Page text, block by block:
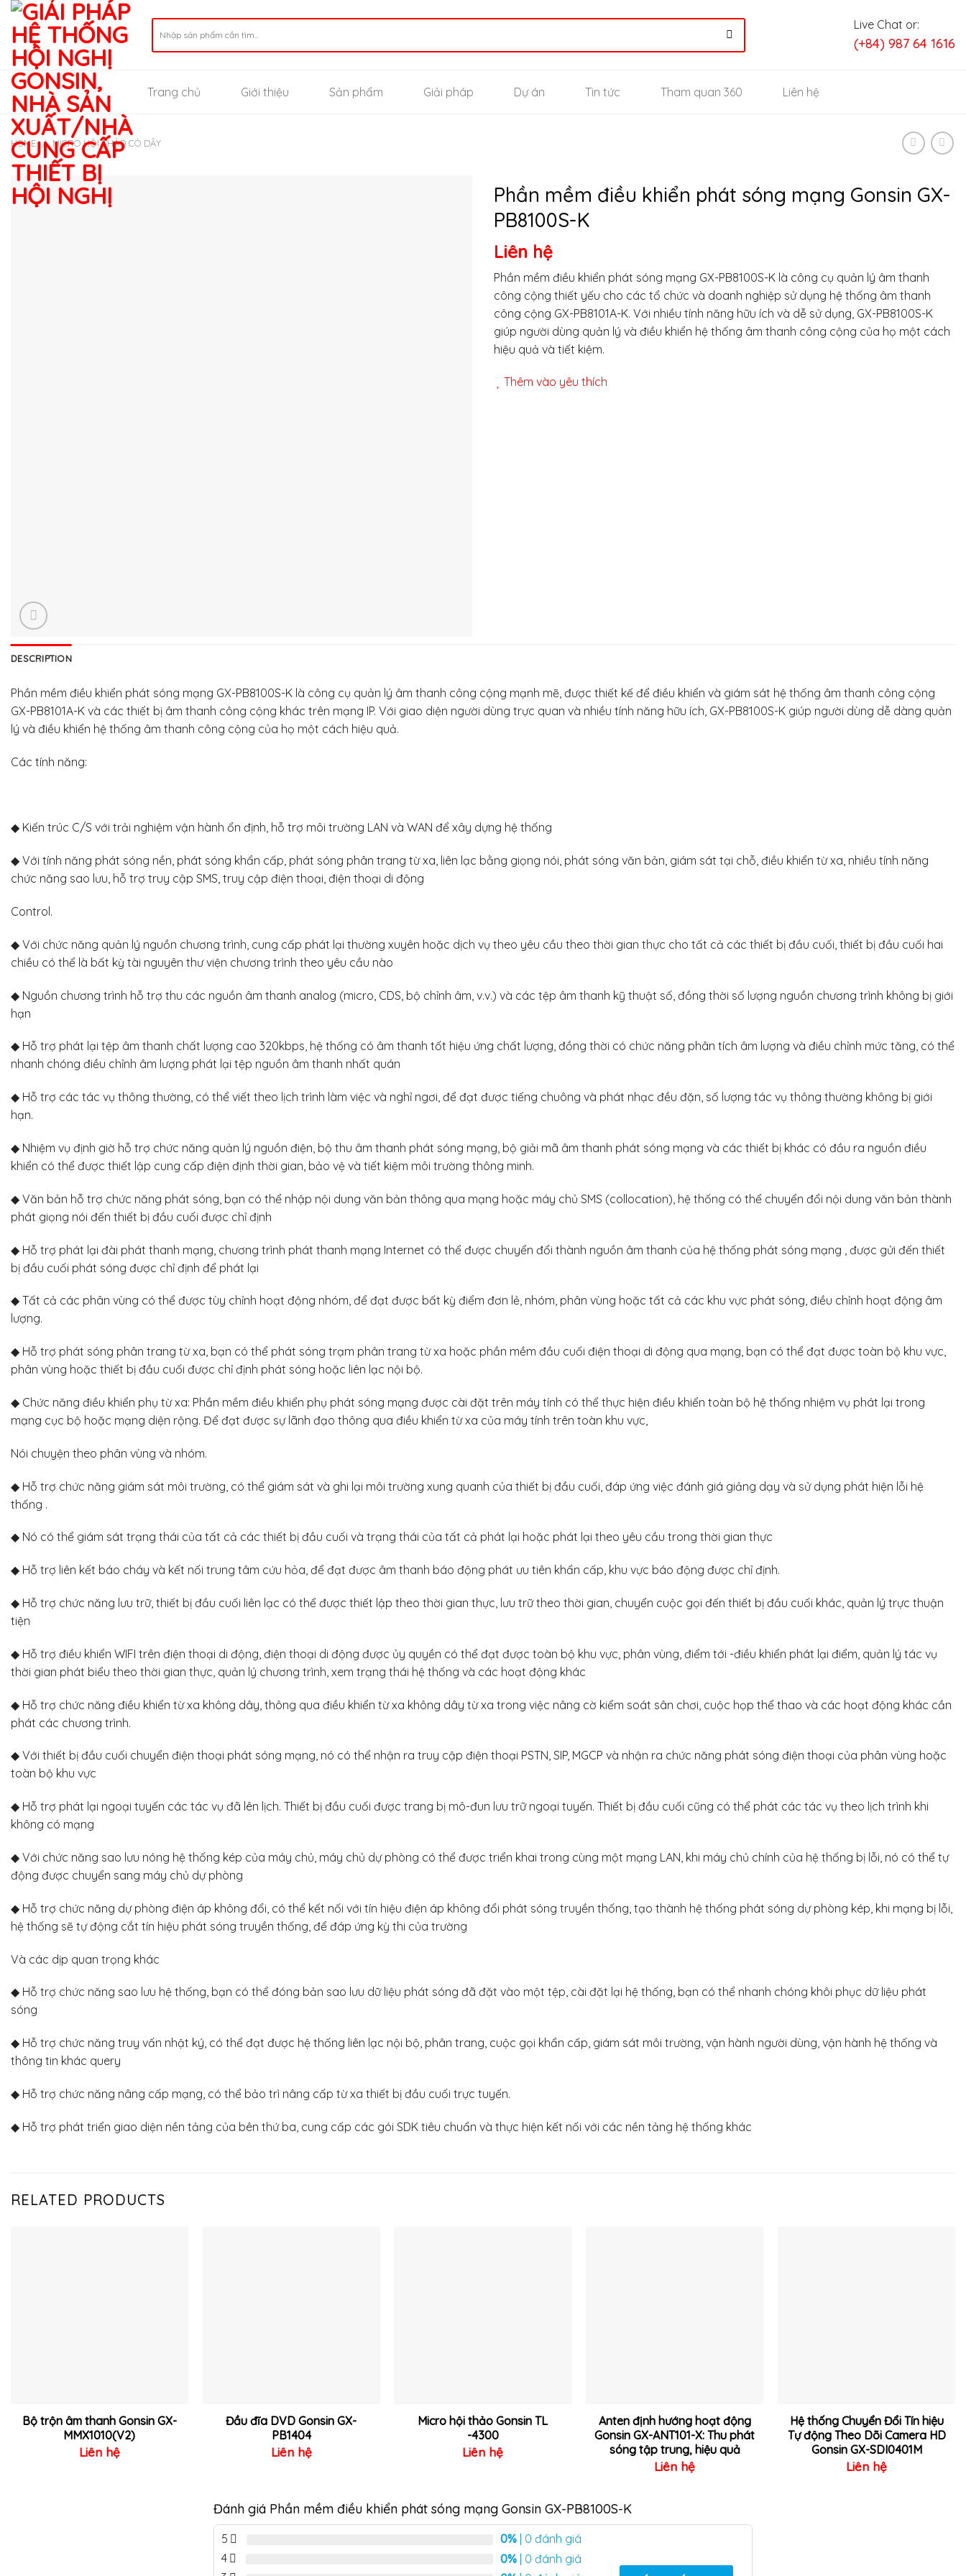
Skip
content
for:
Live Chat or:
(+84) 987 64 1616
Trang chủ Giới thiệu Sản phẩm Giải pháp Dự án Tin tức Tham quan 360 Liên hệ
HOME / MICRO HỘI THẢO CÓ DÂY
Phần mềm điều khiển phát sóng mạng Gonsin GX-
PB8100S-K
Liên hệ
Phần mềm điều khiển phát sóng mạng GX-PB8100S-K là công cụ quản lý âm thanh
công cộng thiết yếu cho các tổ chức và doanh nghiệp sử dụng hệ thống âm thanh
công cộng GX-PB8101A-K. Với nhiều tính năng hữu ích và dễ sử dụng, GX-PB8100S-K
giúp người dùng quản lý và điều khiển hệ thống âm thanh công cộng của họ một cách
hiệu quả và tiết kiệm.
Thêm vào yêu thích
DESCRIPTION
Phần mềm điều khiển phát sóng mạng GX-PB8100S-K là công cụ quản lý âm thanh công cộng mạnh mẽ, được thiết kế để điều khiển và giám sát hệ thống âm thanh công cộng
GX-PB8101A-K và các thiết bị âm thanh công cộng khác trên mạng IP. Với giao diện người dùng trực quan và nhiều tính năng hữu ích, GX-PB8100S-K giúp người dùng dễ dàng quản
lý và điều khiển hệ thống âm thanh công cộng của họ một cách hiệu quả.
Các tính năng:
◆ Kiến trúc C/S với trải nghiệm vận hành ổn định, hỗ trợ môi trường LAN và WAN để xây dựng hệ thống
◆ Với tính năng phát sóng nền, phát sóng khẩn cấp, phát sóng phân trang từ xa, liên lạc bằng giọng nói, phát sóng văn bản, giám sát tại chỗ, điều khiển từ xa, nhiều tính năng
chức năng sao lưu, hỗ trợ truy cập SMS, truy cập điện thoại, điện thoại di động
Control.
◆ Với chức năng quản lý nguồn chương trình, cung cấp phát lại thường xuyên hoặc dịch vụ theo yêu cầu theo thời gian thực cho tất cả các thiết bị đầu cuối, thiết bị đầu cuối hai
chiều có thể là bất kỳ tài nguyên thư viện chương trình theo yêu cầu nào
◆ Nguồn chương trình hỗ trợ thu các nguồn âm thanh analog (micro, CDS, bộ chỉnh âm, v.v.) và các tệp âm thanh kỹ thuật số, đồng thời số lượng nguồn chương trình không bị giới
hạn
◆ Hỗ trợ phát lại tệp âm thanh chất lượng cao 320kbps, hệ thống có âm thanh tốt hiệu ứng chất lượng, đồng thời có chức năng phân tích âm lượng và điều chỉnh mức tăng, có thể
nhanh chóng điều chỉnh âm lượng phát lại tệp nguồn âm thanh nhất quán
◆ Hỗ trợ các tác vụ thông thường, có thể viết theo lịch trình làm việc và nghỉ ngơi, để đạt được tiếng chuông và phát nhạc đều đặn, số lượng tác vụ thông thường không bị giới
hạn.
◆ Nhiệm vụ định giờ hỗ trợ chức năng quản lý nguồn điện, bộ thu âm thanh phát sóng mạng, bộ giải mã âm thanh phát sóng mạng và các thiết bị khác có đầu ra nguồn điều
khiển có thể được thiết lập cung cấp điện định thời gian, bảo vệ và tiết kiệm môi trường thông minh.
◆ Văn bản hỗ trợ chức năng phát sóng, bạn có thể nhập nội dung văn bản thông qua mạng hoặc máy chủ SMS (collocation), hệ thống có thể chuyển đổi nội dung văn bản thành
phát giọng nói đến thiết bị đầu cuối được chỉ định
◆ Hỗ trợ phát lại đài phát thanh mạng, chương trình phát thanh mạng Internet có thể được chuyển đổi thành nguồn âm thanh của hệ thống phát sóng mạng , được gửi đến thiết
bị đầu cuối phát sóng được chỉ định để phát lại
◆ Tất cả các phân vùng có thể được tùy chỉnh hoạt động nhóm, để đạt được bất kỳ điểm đơn lẻ, nhóm, phân vùng hoặc tất cả các khu vực phát sóng, điều chỉnh hoạt động âm
lượng.
◆ Hỗ trợ phát sóng phân trang từ xa, bạn có thể phát sóng trạm phân trang từ xa hoặc phần mềm đầu cuối điện thoại di động qua mạng, bạn có thể đạt được toàn bộ khu vực,
phân vùng hoặc thiết bị đầu cuối được chỉ định phát sóng hoặc liên lạc nội bộ.
◆ Chức năng điều khiển phụ từ xa: Phần mềm điều khiển phụ phát sóng mạng được cài đặt trên máy tính có thể thực hiện điều khiển toàn bộ hệ thống nhiệm vụ phát lại trong
mạng cục bộ hoặc mạng diện rộng. Để đạt được sự lãnh đạo thông qua điều khiển từ xa của máy tính trên toàn khu vực,
Nói chuyện theo phân vùng và nhóm.
◆ Hỗ trợ chức năng giám sát môi trường, có thể giám sát và ghi lại môi trường xung quanh của thiết bị đầu cuối, đáp ứng việc đánh giá giảng dạy và sử dụng phát hiện lỗi hệ
thống .
◆ Nó có thể giám sát trạng thái của tất cả các thiết bị đầu cuối và trạng thái của tất cả phát lại hoặc phát lại theo yêu cầu trong thời gian thực
◆ Hỗ trợ liên kết báo cháy và kết nối trung tâm cứu hỏa, để đạt được âm thanh báo động phát ưu tiên khẩn cấp, khu vực báo động được chỉ định.
◆ Hỗ trợ chức năng lưu trữ, thiết bị đầu cuối liên lạc có thể được thiết lập theo thời gian thực, lưu trữ theo thời gian, chuyển cuộc gọi đến thiết bị đầu cuối khác, quản lý trực thuận
tiện
◆ Hỗ trợ điều khiển WIFI trên điện thoại di động, điện thoại di động được ủy quyền có thể đạt được toàn bộ khu vực, phân vùng, điểm tới -điều khiển phát lại điểm, quản lý tác vụ
thời gian phát biểu theo thời gian thực, quản lý chương trình, xem trạng thái hệ thống và các hoạt động khác
◆ Hỗ trợ chức năng điều khiển từ xa không dây, thông qua điều khiển từ xa không dây từ xa trong việc nâng cờ kiểm soát sân chơi, cuộc họp thể thao và các hoạt động khác cần
phát các chương trình.
◆ Với thiết bị đầu cuối chuyển điện thoại phát sóng mạng, nó có thể nhận ra truy cập điện thoại PSTN, SIP, MGCP và nhận ra chức năng phát sóng điện thoại của phân vùng hoặc
toàn bộ khu vực
◆ Hỗ trợ phát lại ngoại tuyến các tác vụ đã lên lịch. Thiết bị đầu cuối được trang bị mô-đun lưu trữ ngoại tuyến. Thiết bị đầu cuối cũng có thể phát các tác vụ theo lịch trình khi
không có mạng
◆ Với chức năng sao lưu nóng hệ thống kép của máy chủ, máy chủ dự phòng có thể được triển khai trong cùng một mạng LAN, khi máy chủ chính của hệ thống bị lỗi, nó có thể tự
động được chuyển sang máy chủ dự phòng
◆ Hỗ trợ chức năng dự phòng điện áp không đổi, có thể kết nối với tín hiệu điện áp không đổi phát sóng truyền thống, tạo thành hệ thống phát sóng dự phòng kép, khi mạng bị lỗi,
hệ thống sẽ tự động cắt tín hiệu phát sóng truyền thống, để đáp ứng kỳ thi của trường
Và các dịp quan trọng khác
◆ Hỗ trợ chức năng sao lưu hệ thống, bạn có thể đóng bản sao lưu dữ liệu phát sóng đã đặt vào một tệp, cài đặt lại hệ thống, bạn có thể nhanh chóng khôi phục dữ liệu phát
sóng
◆ Hỗ trợ chức năng truy vấn nhật ký, có thể đạt được hệ thống liên lạc nội bộ, phân trang, cuộc gọi khẩn cấp, giám sát môi trường, vận hành người dùng, vận hành hệ thống và
thông tin khác query
◆ Hỗ trợ chức năng nâng cấp mạng, có thể bảo trì nâng cấp từ xa thiết bị đầu cuối trực tuyến.
◆ Hỗ trợ phát triển giao diện nền tảng của bên thứ ba, cung cấp các gói SDK tiêu chuẩn và thực hiện kết nối với các nền tảng hệ thống khác
RELATED PRODUCTS
Bộ trộn âm thanh Gonsin GX-
MMX1010(V2)
Liên hệ
Đầu đĩa DVD Gonsin GX-
PB1404
Liên hệ
Micro hội thảo Gonsin TL
-4300
Liên hệ
Anten định hướng hoạt động
Gonsin GX-ANT101-X: Thu phát
sóng tập trung, hiệu quả
Liên hệ
Hệ thống Chuyển Đổi Tín hiệu
Tự động Theo Dõi Camera HD
Gonsin GX-SDI0401M
Liên hệ
Đánh giá Phần mềm điều khiển phát sóng mạng Gonsin GX-PB8100S-K
5 0% | 0 đánh giá
4
0% | 0 đánh giá